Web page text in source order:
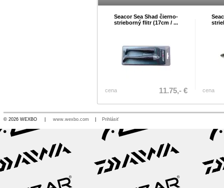
Seacor Sea Shad čierno-
strieborný flitr (17cm / ...
cena 11.75,- € cena
© 2026 WEXBO | www.wexbo.com Prihlásiť